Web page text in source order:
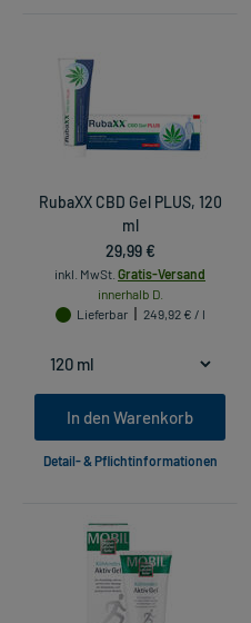
RubaXX CBD Gel PLUS, 120
ml
29,99 €
inkl. MwSt. Gratis-Versand
innerhalb D.
Lieferbar
249,92 € / l
In den Warenkorb
Detail- & Pflichtinformationen